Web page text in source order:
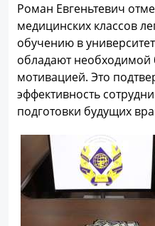
Роман Евгеньтевич
медицинских классов
обучению в
обладают необходимой
мотивацией. Это
эффективность
подготовки будущих